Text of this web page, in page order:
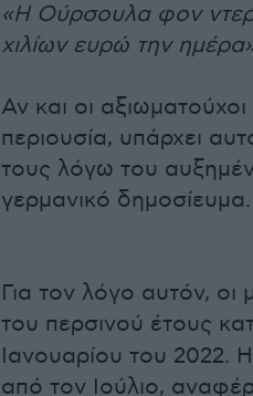
«Η Ούρσουλα φον
χιλίων ευρώ την
Αν και οι
περιουσία, υπάρχει
τους λόγω του
γερμανικό δημοσίευμα.
Για τον λόγο αυτόν,
του περσινού έτους
Ιανουαρίου του 2022.
από τον Ιούλιο,